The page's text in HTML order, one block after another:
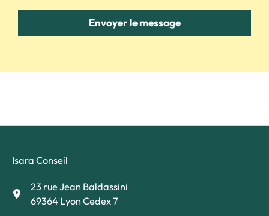
Envoyer le message
Isara Conseil
23 rue Jean Baldassini
69364 Lyon Cedex 7